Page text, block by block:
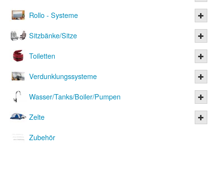
Rollo - Systeme
Sitzbänke/Sitze
Toiletten
Verdunklungssysteme
Wasser/Tanks/Boiler/Pumpen
Zelte
Zubehör